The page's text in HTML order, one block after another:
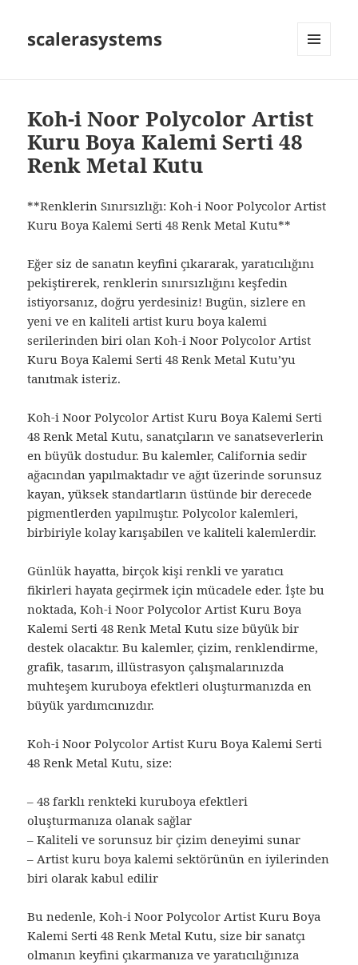
scalerasystems
Koh-i Noor Polycolor Artist
Kuru Boya Kalemi Serti 48
Renk Metal Kutu
**Renklerin Sınırsızlığı: Koh-i Noor Polycolor Artist
Kuru Boya Kalemi Serti 48 Renk Metal Kutu**
Eğer siz de sanatın keyfini çıkararak, yaratıcılığını
pekiştirerek, renklerin sınırsızlığını keşfedin
istiyorsanız, doğru yerdesiniz! Bugün, sizlere en
yeni ve en kaliteli artist kuru boya kalemi
serilerinden biri olan Koh-i Noor Polycolor Artist
Kuru Boya Kalemi Serti 48 Renk Metal Kutu’yu
tanıtmak isteriz.
Koh-i Noor Polycolor Artist Kuru Boya Kalemi Serti
48 Renk Metal Kutu, sanatçıların ve sanatseverlerin
en büyük dostudur. Bu kalemler, California sedir
ağacından yapılmaktadır ve ağıt üzerinde sorunsuz
kayan, yüksek standartların üstünde bir derecede
pigmentlerden yapılmıştır. Polycolor kalemleri,
birbiriyle kolay karışabilen ve kaliteli kalemlerdir.
Günlük hayatta, birçok kişi renkli ve yaratıcı
fikirleri hayata geçirmek için mücadele eder. İşte bu
noktada, Koh-i Noor Polycolor Artist Kuru Boya
Kalemi Serti 48 Renk Metal Kutu size büyük bir
destek olacaktır. Bu kalemler, çizim, renklendirme,
grafik, tasarım, illüstrasyon çalışmalarınızda
muhteşem kuruboya efektleri oluşturmanızda en
büyük yardımcınızdır.
Koh-i Noor Polycolor Artist Kuru Boya Kalemi Serti
48 Renk Metal Kutu, size:
– 48 farklı renkteki kuruboya efektleri
oluşturmanıza olanak sağlar
– Kaliteli ve sorunsuz bir çizim deneyimi sunar
– Artist kuru boya kalemi sektörünün en iyilerinden
biri olarak kabul edilir
Bu nedenle, Koh-i Noor Polycolor Artist Kuru Boya
Kalemi Serti 48 Renk Metal Kutu, size bir sanatçı
olmanın keyfini çıkarmanıza ve yaratıcılığınıza